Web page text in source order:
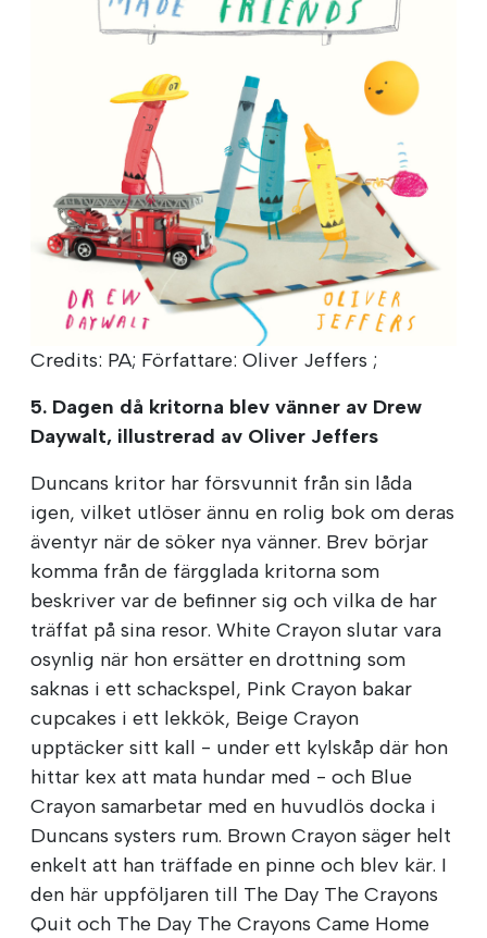
Credits: PA; Författare: Oliver Jeffers ;
5. Dagen då kritorna blev vänner av Drew
Daywalt, illustrerad av Oliver Jeffers
Duncans kritor har försvunnit från sin låda
igen, vilket utlöser ännu en rolig bok om deras
äventyr när de söker nya vänner. Brev börjar
komma från de färgglada kritorna som
beskriver var de befinner sig och vilka de har
träffat på sina resor. White Crayon slutar vara
osynlig när hon ersätter en drottning som
saknas i ett schackspel, Pink Crayon bakar
cupcakes i ett lekkök, Beige Crayon
upptäcker sitt kall - under ett kylskåp där hon
hittar kex att mata hundar med - och Blue
Crayon samarbetar med en huvudlös docka i
Duncans systers rum. Brown Crayon säger helt
enkelt att han träffade en pinne och blev kär. I
den här uppföljaren till The Day The Crayons
Quit och The Day The Crayons Came Home